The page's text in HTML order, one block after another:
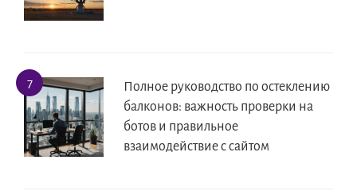
Полное руководство по остеклению
балконов: важность проверки на
ботов и правильное
взаимодействие с сайтом